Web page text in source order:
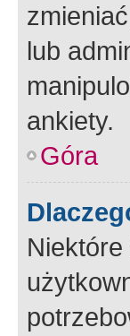
lub
ankiety.
Góra